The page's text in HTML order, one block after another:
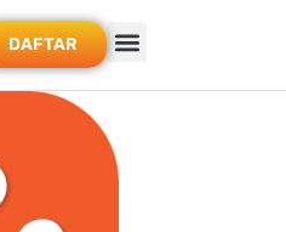
DAFTAR